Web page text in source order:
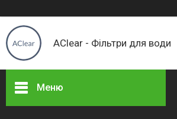
AClear - Фільтри для води
Меню